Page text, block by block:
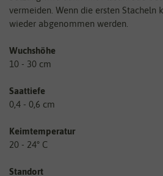
vermeiden. Wenn die ersten Stacheln
wieder abgenommen werden.
Wuchshöhe
10 - 30 cm
Saattiefe
0,4 - 0,6 cm
Keimtemperatur
20 - 24° C
Standort